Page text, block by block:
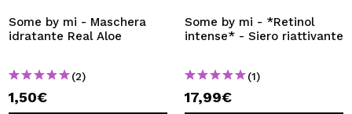
Some by mi - Maschera
idratante Real Aloe
(2)
1,50€
Some by mi - *Retinol
intense* - Siero riattivante
(1)
17,99€